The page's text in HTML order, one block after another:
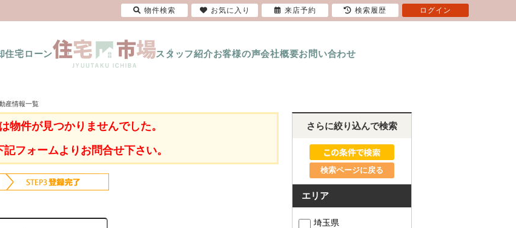
住宅ローン スタッフ紹介お客様の声会社概要お問い合わせ
産情報一覧
物件が見つかりませんでした。
フォームよりお問合せ下さい。
さらに絞り込んで検索
検索ページに戻る
エリア
埼玉県
物件検索 お気に入り 来店予約 検索履歴 ログイン